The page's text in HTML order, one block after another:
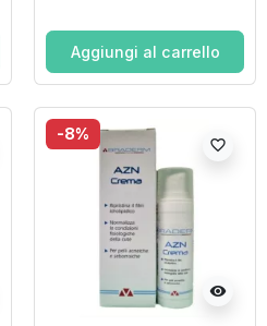
Aggiungi al carrello
-8%
visibility
favorite_border